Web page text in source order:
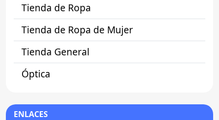
Tienda de Ropa
Tienda de Ropa de Mujer
Tienda General
Óptica
ENLACES